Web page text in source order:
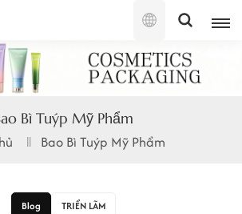
Tiếng
English
français
español
Bì Tuýp Mỹ Phẩm
Bao Bì Tuýp Mỹ Phẩm
Blog TRIỂN LÃM